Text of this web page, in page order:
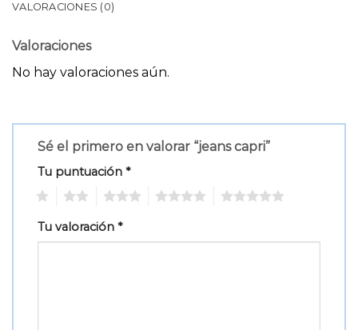
VALORACIONES (0)
Valoraciones
No hay valoraciones aún.
Sé el primero en valorar “jeans capri”
Tu puntuación *
Tu valoración *